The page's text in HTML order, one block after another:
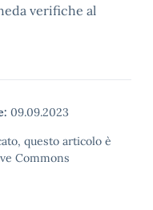
verifiche al
09.09.2023
questo articolo è
Commons